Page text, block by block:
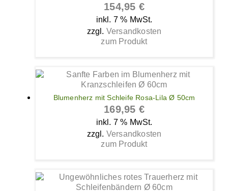
154,95 €
inkl. 7 % MwSt.
zzgl. Versandkosten
zum Produkt
Blumenherz mit Schleife Rosa-Lila Ø 50cm
169,95 €
inkl. 7 % MwSt.
zzgl. Versandkosten
zum Produkt